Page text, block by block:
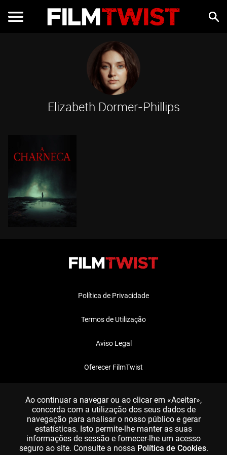
Elizabeth Dormer-Phillips
Política de Privacidade
Termos de Utilização
Aviso Legal
Oferecer FilmTwist
Ao continuar a navegar ou ao clicar em «Aceitar»,
concorda com a utilização dos seus dados de
navegação para analisar o nosso público e gerar
estatísticas. Isto permite-lhe manter as suas
informações de sessão e fornecer-lhe um acesso
seguro ao site. Consulte a nossa Política de Cookies.